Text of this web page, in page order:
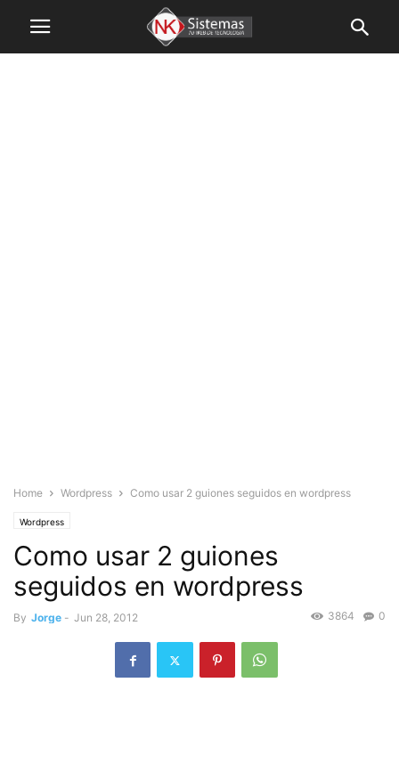
Home Wordpress Como usar 2 guiones seguidos en wordpress
Wordpress
Como usar 2 guiones
seguidos en wordpress
By Jorge - Jun 28, 2012 0
3864